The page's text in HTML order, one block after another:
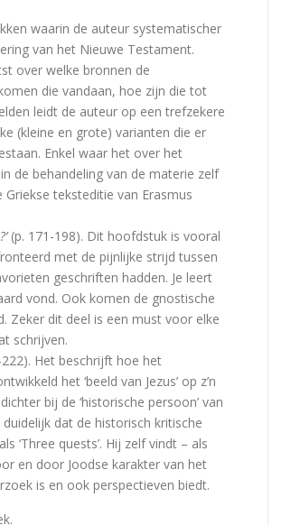
Antwerpse necropool
Climacus
waarin de auteur systematischer
van het Nieuwe Testament.
over welke bronnen de
die vandaan, hoe zijn die tot
leidt de auteur op een trefzekere
(kleine en grote) varianten die er
Enkel waar het over het
de behandeling van de materie zelf
teksteditie van Erasmus
(p. 171-198). Dit hoofdstuk is vooral
met de pijnlijke strijd tussen
geschriften hadden. Je leert
vond. Ook komen de gnostische
Zeker dit deel is een must voor elke
schrijven.
Het beschrijft hoe het
het ‘beeld van Jezus’ op z’n
bij de ‘historische persoon’ van
dat de historisch kritische
‘Three quests’. Hij zelf vindt – als
en door Joodse karakter van het
is en ook perspectieven biedt.